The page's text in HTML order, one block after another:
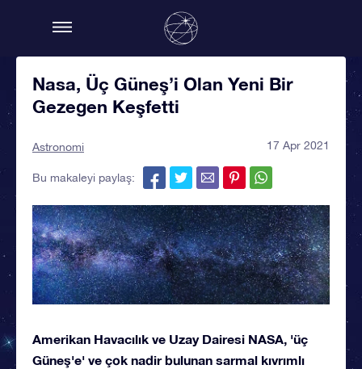
Nasa, Üç Güneş’i Olan Yeni Bir
Gezegen Keşfetti
Astronomi 17 Apr 2021
Bu makaleyi paylaş:
Amerikan Havacılık ve Uzay Dairesi NASA, 'üç
Güneş'e' ve çok nadir bulunan sarmal kıvrımlı